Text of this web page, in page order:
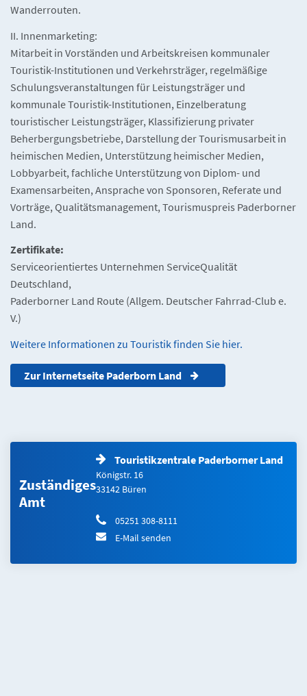
Wanderrouten.
II. Innenmarketing:
Mitarbeit in Vorständen und Arbeitskreisen kommunaler
Touristik-Institutionen und Verkehrsträger, regelmäßige
Schulungsveranstaltungen für Leistungsträger und
kommunale Touristik-Institutionen, Einzelberatung
touristischer Leistungsträger, Klassifizierung privater
Beherbergungsbetriebe, Darstellung der Tourismusarbeit in
heimischen Medien, Unterstützung heimischer Medien,
Lobbyarbeit, fachliche Unterstützung von Diplom- und
Examensarbeiten, Ansprache von Sponsoren, Referate und
Vorträge, Qualitätsmanagement, Tourismuspreis Paderborner
Land.
Zertifikate:
Serviceorientiertes Unternehmen ServiceQualität
Deutschland,
Paderborner Land Route (Allgem. Deutscher Fahrrad-Club e.
V.)
Weitere Informationen zu Touristik finden Sie hier.
Zur Internetseite Paderborn Land
Zuständiges
Amt
Touristikzentrale Paderborner Land
Königstr. 16
33142 Büren
05251 308-8111
E-Mail senden